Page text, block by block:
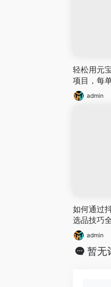
轻松用元
项目，每
万单，实
程）
admin
如何通过
选品技巧
admin
暂无